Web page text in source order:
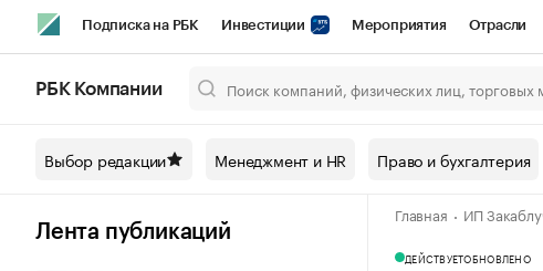
Подписка на РБК Инвестиции Мероприятия Отрасли
Спецпроекты СПб Конференции СПб Спецпроекты
Технологии и медиа Рынок наличной валюты
РБК Компании
Выбор редакции Менеджмент и HR Право и бухгалтерия
Лента публикаций
Главная ИП
ДЕЙСТВУЕТОБНОВЛЕНО